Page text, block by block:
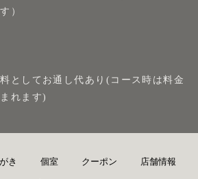
）
としてお通し代あり(コース時は料金
れます)
き 個室 クーポン 店舗情報